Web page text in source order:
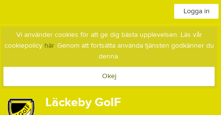
Logga in
Vi använder cookies för att ge dig bästa upplevelsen. Läs vår
cookiepolicy här. Genom att fortsätta använda tjänsten godkänner du
denna.
Okej
Läckeby GoIF